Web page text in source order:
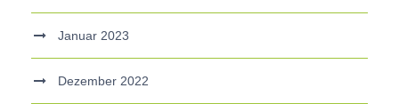
Januar 2023
Dezember 2022